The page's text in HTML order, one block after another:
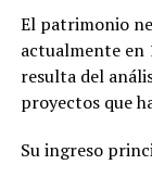
El patrimonio
actualmente en
resulta del
proyectos que
Su ingreso